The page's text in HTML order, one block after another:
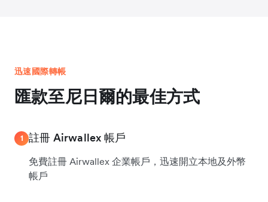
迅速國際轉帳
匯款至尼日爾的最佳方式
1 註冊 Airwallex 帳戶
免費註冊 Airwallex 企業帳戶，迅速開立本地及外幣
帳戶